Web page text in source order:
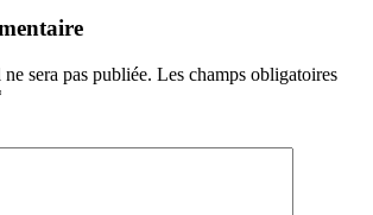
sera pas publiée. Les champs obligatoires